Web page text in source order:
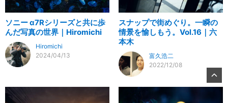
ソニー α7Rシリーズと共に歩
んだ写真の世界｜Hiromichi
Hiromichi
2024/04/13
スナップで街めぐり。一瞬の
情景を愉しもう。Vol.16｜六
本木
富久浩二
2022/12/08